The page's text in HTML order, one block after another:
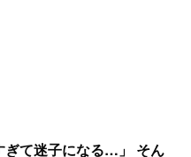
ぎて迷子になる…」 そん